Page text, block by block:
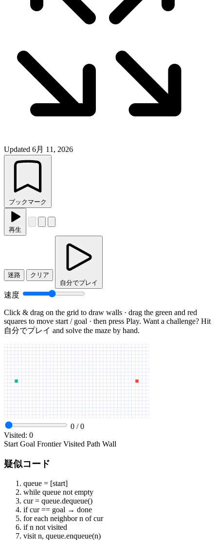
Updated 6月 11, 2026
ブックマーク
再生
迷路
クリア
自分でプレイ
速度
Click & drag on the grid to draw walls · drag the green and red
squares to move start / goal · then press Play. Want a challenge? Hit
自分でプレイ and solve the maze by hand.
0 /0
Visited: 0
Start Goal Frontier Visited Path Wall
疑似コード
queue = [start]
while queue not empty
cur = queue.dequeue()
if cur == goal → done
for each neighbor n of cur
if n not visited
visit n, queue.enqueue(n)